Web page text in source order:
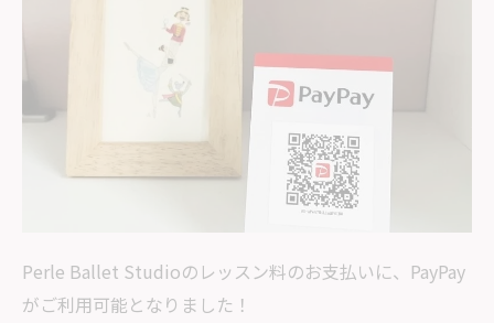
Perle Ballet Studioのレッスン料のお支払いに、PayPay
がご利用可能となりました！